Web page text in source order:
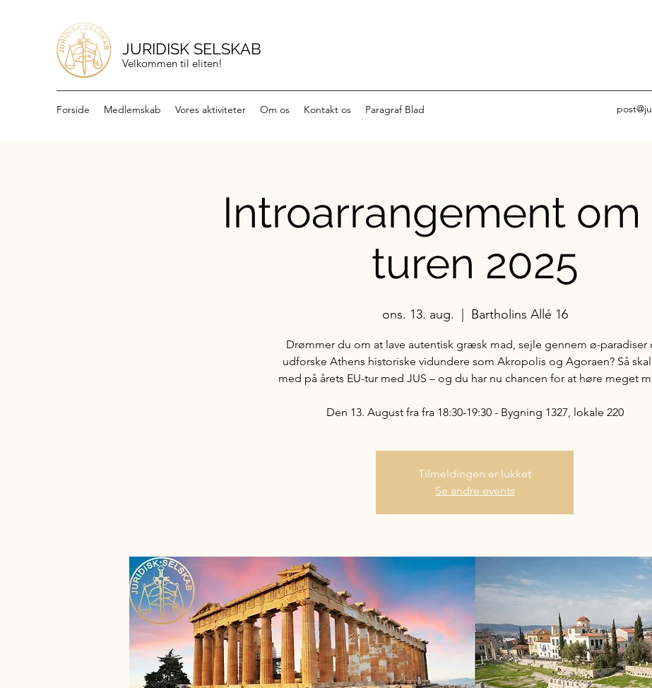
JURIDISK SELSKAB
Velkommen til eliten!
Forside Medlemskab Vores aktiviteter Om os Kontakt os Paragraf Blad
Introarrangement om
turen 2025
ons. 13. aug. Bartholins Allé 16
Drømmer du om at lave autentisk græsk mad, sejle gennem ø-paradiser
udforske Athens historiske vidundere som Akropolis og Agoraen? Så
med på årets EU-tur med JUS – og du har nu chancen for at høre meget
Den 13. August fra fra 18:30-19:30 - Bygning 1327, lokale 220
Tilmeldingen er lukket
Se andre events